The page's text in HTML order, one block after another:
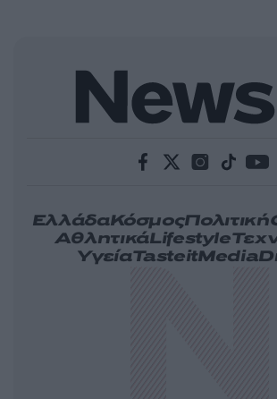
ΕλλάδαΚόσμοςΠολιτική
ΑθλητικάLifestyle
ΥγείαTasteitMedia